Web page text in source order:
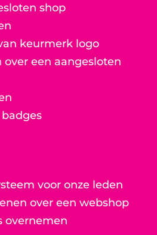
shop
keurmerk logo
een aangesloten
voor onze leden
over een webshop
overnemen